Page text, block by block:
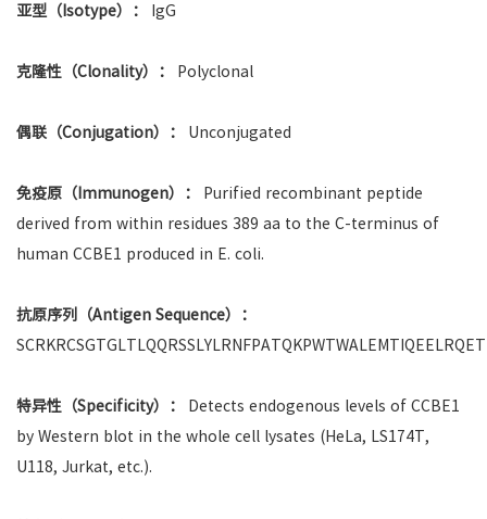
亚型（Isotype）： IgG
克隆性（Clonality）： Polyclonal
偶联（Conjugation）： Unconjugated
免疫原（Immunogen）：
Purified recombinant peptide
derived from within residues 389 aa to the C-terminus of
human CCBE1 produced in E. coli.
抗原序列（Antigen Sequence）：
SCRKRCSGTGLTLQQRSSLYLRNFPATQKPWTWALEMTIQEELRQET
特异性（Specificity）：
Detects endogenous levels of CCBE1
by Western blot in the whole cell lysates (HeLa, LS174T,
U118, Jurkat, etc.).